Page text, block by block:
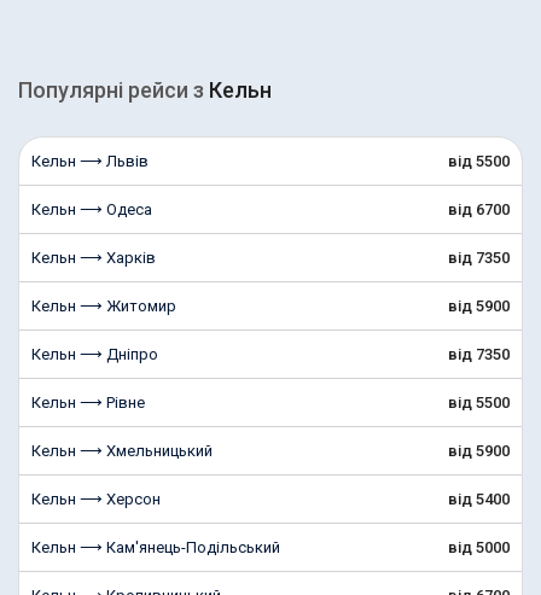
Популярні рейcи з Кельн
Кельн ⟶ Львів від 5500
Кельн ⟶ Одеса від 6700
Кельн ⟶ Харків від 7350
Кельн ⟶ Житомир від 5900
Кельн ⟶ Дніпро від 7350
Кельн ⟶ Рівне від 5500
Кельн ⟶ Хмельницький від 5900
Кельн ⟶ Херсон від 5400
Кельн ⟶ Кам'янець-Подільський від 5000